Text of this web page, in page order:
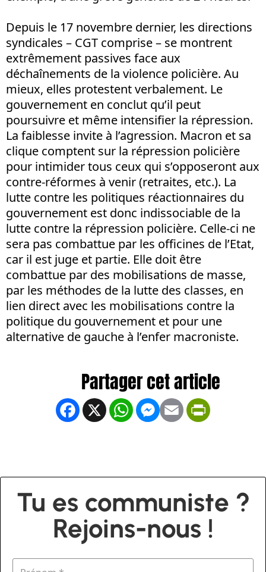
Depuis le 17 novembre dernier, les directions
syndicales – CGT comprise – se montrent
extrêmement passives face aux
déchaînements de la violence policière. Au
mieux, elles protestent verbalement. Le
gouvernement en conclut qu’il peut
poursuivre et même intensifier la répression.
La faiblesse invite à l’agression. Macron et sa
clique comptent sur la répression policière
pour intimider tous ceux qui s’opposeront aux
contre-réformes à venir (retraites, etc.). La
lutte contre les politiques réactionnaires du
gouvernement est donc indissociable de la
lutte contre la répression policière. Celle-ci ne
sera pas combattue par les officines de l’Etat,
car il est juge et partie. Elle doit être
combattue par des mobilisations de masse,
par les méthodes de la lutte des classes, en
lien direct avec les mobilisations contre la
politique du gouvernement et pour une
alternative de gauche à l’enfer macroniste.
Facebook
X WhatsApp
Messenger
Email
Tu es communiste ?
Rejoins-nous !